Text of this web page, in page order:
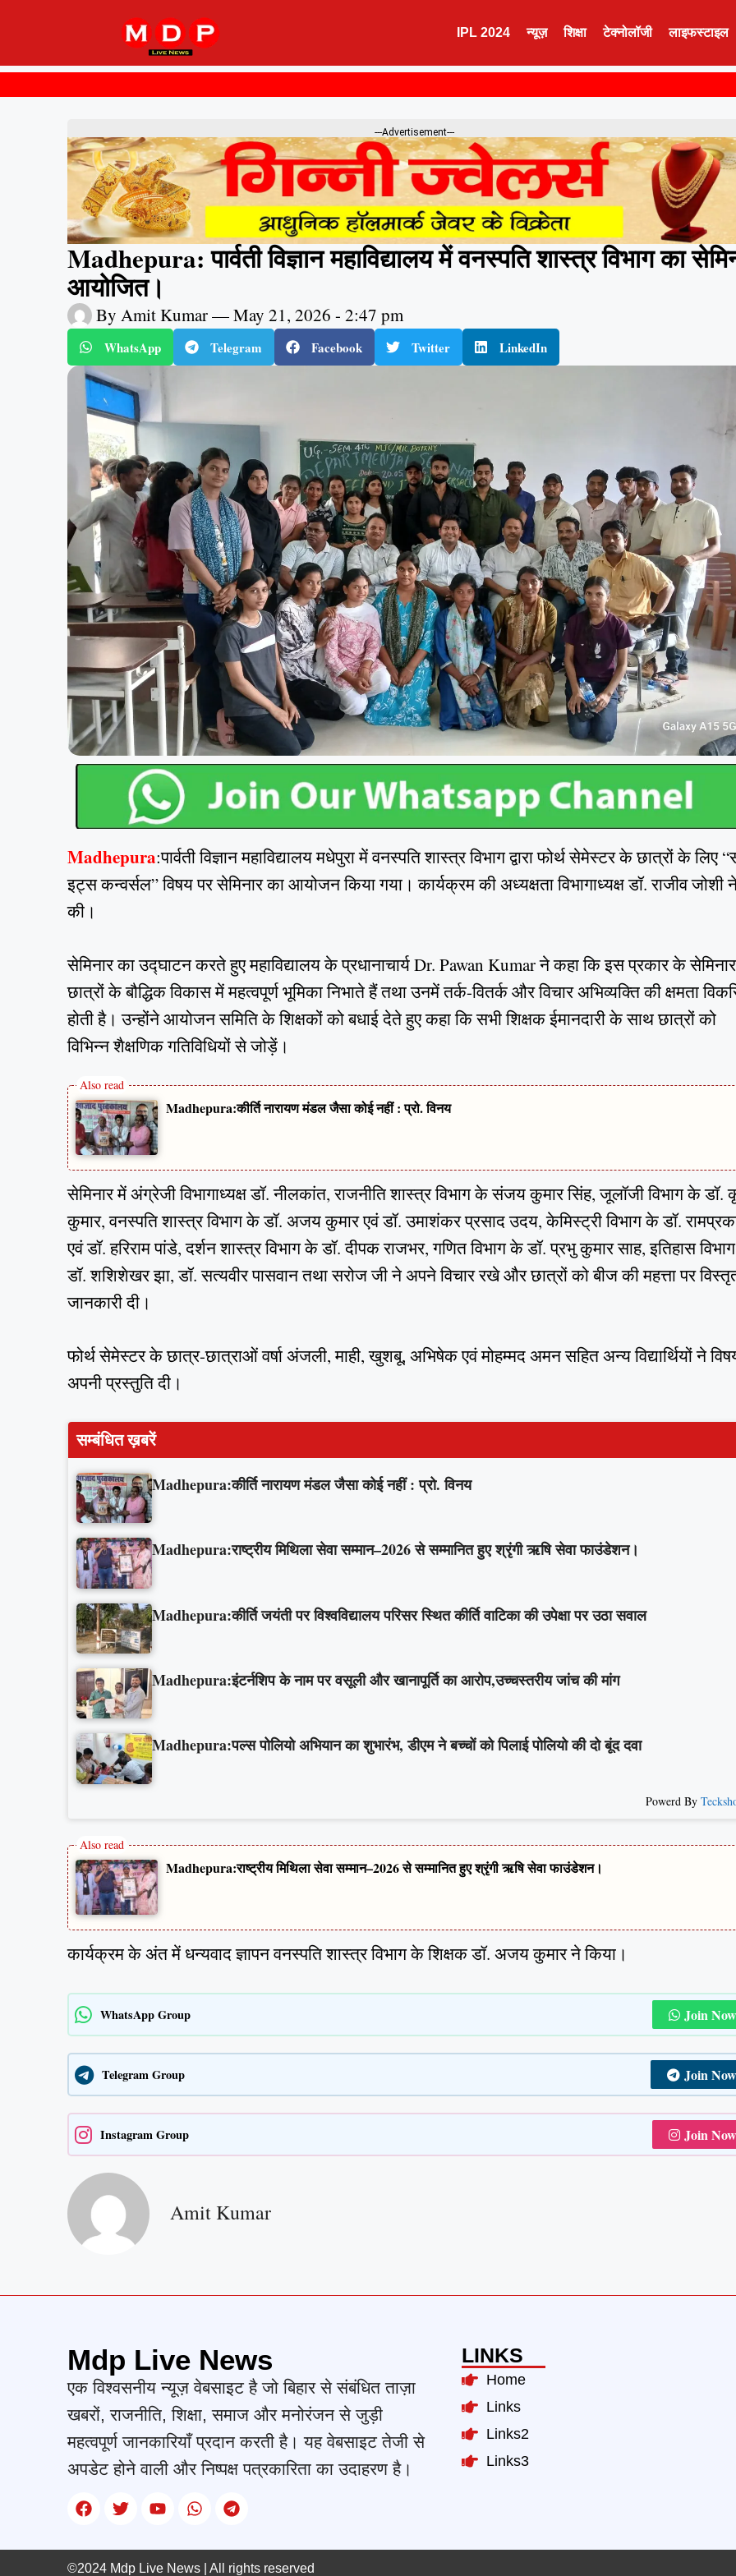
IPL 2024 न्यूज़ शिक्षा टेक्नोलॉजी लाइफस्टाइल
---Advertisement---
Madhepura: पार्वती विज्ञान महाविद्यालय में वनस्पति शास्त्र विभाग का
आयोजित।
By Amit Kumar—May 21, 2026 - 2:47 pm
WhatsApp Telegram Facebook Twitter LinkedIn
Madhepura:पार्वती विज्ञान महाविद्यालय मधेपुरा में वनस्पति शास्त्र विभाग द्वारा फोर्थ सेमेस्टर के छात्रों के लिए
इट्स कन्वर्सल” विषय पर सेमिनार का आयोजन किया गया। कार्यक्रम की अध्यक्षता विभागाध्यक्ष डॉ. राजीव जोशी
की।
सेमिनार का उद्घाटन करते हुए महाविद्यालय के प्रधानाचार्य Dr. Pawan Kumar ने कहा कि इस प्रकार के सेमिनार
छात्रों के बौद्धिक विकास में महत्वपूर्ण भूमिका निभाते हैं तथा उनमें तर्क-वितर्क और विचार अभिव्यक्ति की क्षमता
होती है। उन्होंने आयोजन समिति के शिक्षकों को बधाई देते हुए कहा कि सभी शिक्षक ईमानदारी के साथ छात्रों को
विभिन्न शैक्षणिक गतिविधियों से जोड़ें।
Madhepura:कीर्ति नारायण मंडल जैसा कोई नहीं : प्रो. विनय
सेमिनार में अंग्रेजी विभागाध्यक्ष डॉ. नीलकांत, राजनीति शास्त्र विभाग के संजय कुमार सिंह, जूलॉजी विभाग के डॉ.
कुमार, वनस्पति शास्त्र विभाग के डॉ. अजय कुमार एवं डॉ. उमाशंकर प्रसाद उदय, केमिस्ट्री विभाग के डॉ.
एवं डॉ. हरिराम पांडे, दर्शन शास्त्र विभाग के डॉ. दीपक राजभर, गणित विभाग के डॉ. प्रभु कुमार साह, इतिहास
डॉ. शशिशेखर झा, डॉ. सत्यवीर पासवान तथा सरोज जी ने अपने विचार रखे और छात्रों को बीज की महत्ता पर
जानकारी दी।
फोर्थ सेमेस्टर के छात्र-छात्राओं वर्षा अंजली, माही, खुशबू, अभिषेक एवं मोहम्मद अमन सहित अन्य विद्यार्थियों ने
अपनी प्रस्तुति दी।
सम्बंधित ख़बरें
Madhepura:कीर्ति नारायण मंडल जैसा कोई नहीं : प्रो. विनय
Madhepura:राष्ट्रीय मिथिला सेवा सम्मान–2026 से सम्मानित हुए श्रृंगी ऋषि सेवा फाउंडेशन।
Madhepura:कीर्ति जयंती पर विश्वविद्यालय परिसर स्थित कीर्ति वाटिका की उपेक्षा पर उठा सवाल
Madhepura:इंटर्नशिप के नाम पर वसूली और खानापूर्ति का आरोप,उच्चस्तरीय जांच की मांग
Madhepura:पल्स पोलियो अभियान का शुभारंभ, डीएम ने बच्चों को पिलाई पोलियो की दो बूंद दवा
Powerd By
Madhepura:राष्ट्रीय मिथिला सेवा सम्मान–2026 से सम्मानित हुए श्रृंगी ऋषि सेवा फाउंडेशन।
कार्यक्रम के अंत में धन्यवाद ज्ञापन वनस्पति शास्त्र विभाग के शिक्षक डॉ. अजय कुमार ने किया।
WhatsApp Group Join Now
Telegram Group Join Now
Instagram Group Join Now
Amit Kumar
Mdp Live News
एक विश्वसनीय न्यूज़ वेबसाइट है जो बिहार से संबंधित ताज़ा
खबरों, राजनीति, शिक्षा, समाज और मनोरंजन से जुड़ी
महत्वपूर्ण जानकारियाँ प्रदान करती है। यह वेबसाइट तेजी से
अपडेट होने वाली और निष्पक्ष पत्रकारिता का उदाहरण है।
LINKS
Home
Links
Links2
Links3
©2024 Mdp Live News | All rights reserved